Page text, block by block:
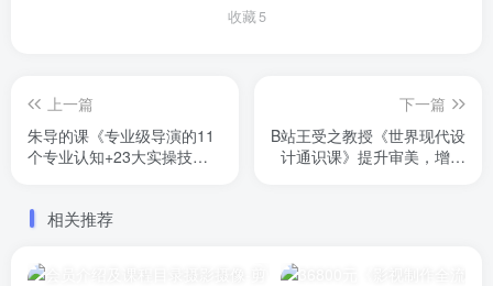
收藏5
上一篇
朱导的课《专业级导演的11
个专业认知+23大实操技
者，考研等
下一篇
B站王受之教授《世界现代设
计通识课》提升审美，增加
相关推荐